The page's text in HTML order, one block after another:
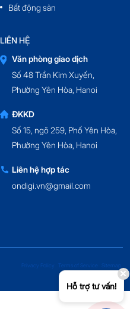
Bất động sản
LIÊN HỆ
Văn phòng giao dịch
Số 48 Trần Kim Xuyến,
Phường Yên Hòa, Hanoi
ĐKKD
Số 15, ngõ 259, Phố Yên Hòa,
Phường Yên Hòa, Hanoi
Liên hệ hợp tác
ondigi.vn@gmail.com
Privacy Policy Terms of Service Sitemap
Hỗ trợ tư vấn!